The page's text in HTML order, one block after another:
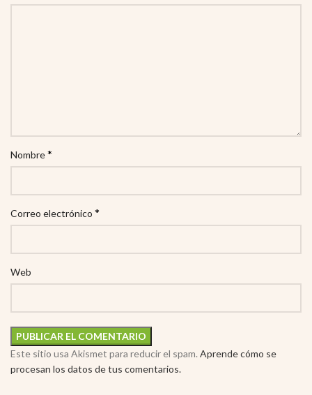
Nombre*
Correo electrónico *
Web
Este sitio usa Akismet para reducir el spam. Aprende cómo se
procesan los datos de tus comentarios.